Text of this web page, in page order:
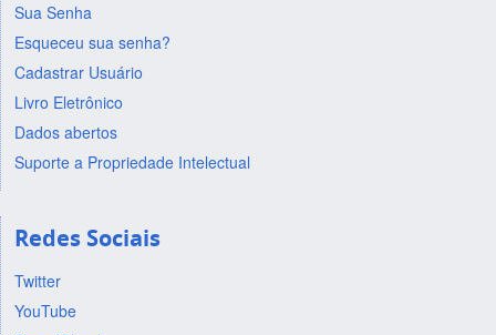
Sua Senha
Esqueceu sua senha?
Cadastrar Usuário
Livro Eletrônico
Dados abertos
Suporte a Propriedade Intelectual
Redes Sociais
Twitter
YouTube